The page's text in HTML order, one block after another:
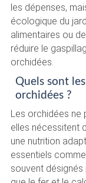
les dépenses,
écologique du
alimentaires ou
réduire le
orchidées.
Quels sont
orchidées ?
Les orchidées ne
elles nécessitent
une nutrition
essentiels
souvent désignés